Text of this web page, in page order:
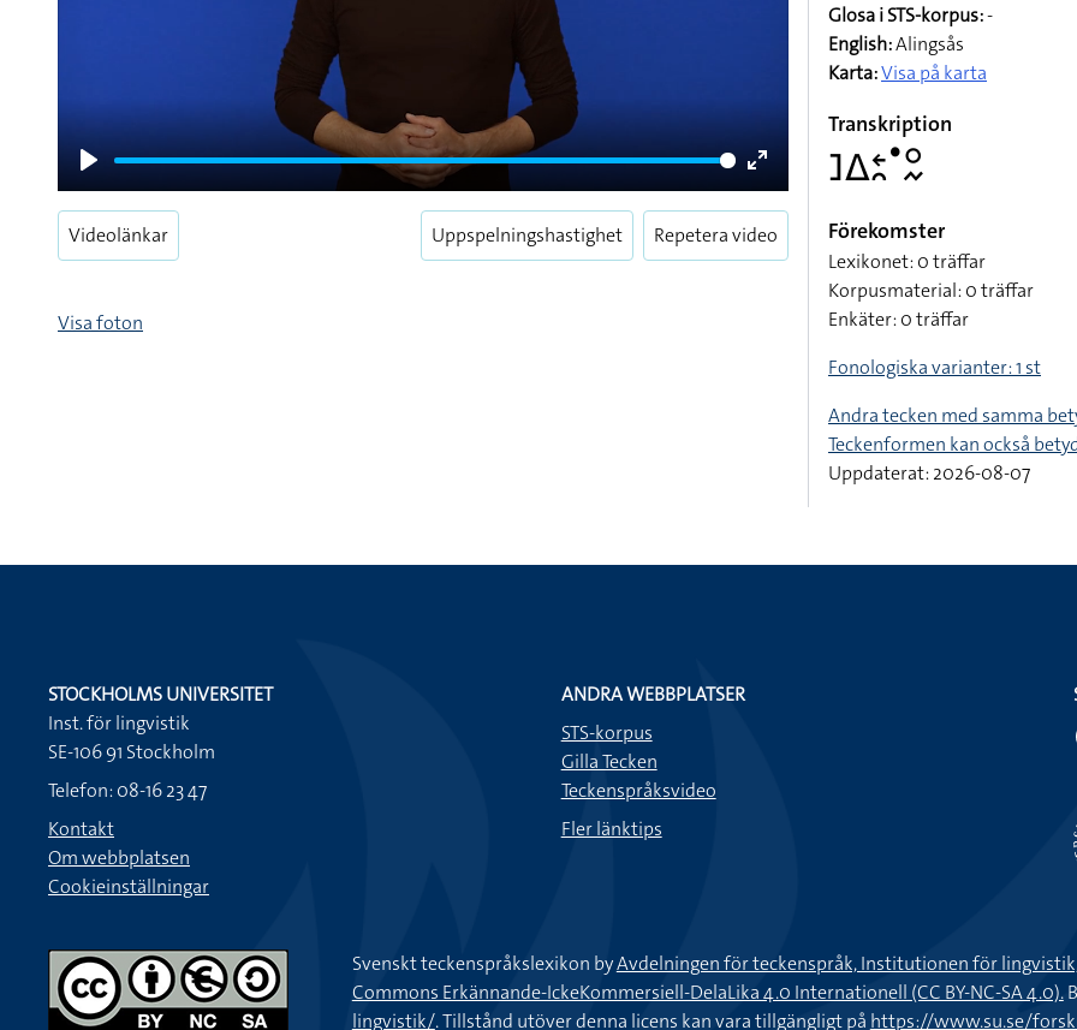
Play
Enter
fullscreen
Videolänkar Uppspelningshastighet Repetera video
Visa foton
Glosa i STS-korpus:-
English:Alingsås
Karta:Visa på karta
Transkription
􌤔􌤩􌥓􌥘􌤟􌥰􌦌
Förekomster
Lexikonet: 0 träffar
Korpusmaterial: 0 träffar
Enkäter: 0 träffar
Fonologiska varianter: 1 st
Andra tecken med samma
Teckenformen kan också
Uppdaterat: 2026-08-07
STOCKHOLMS UNIVERSITET
Inst. för lingvistik
SE-106 91 Stockholm
Telefon: 08-16 23 47
Kontakt
Om webbplatsen
Cookieinställningar
ANDRA WEBBPLATSER
STS-korpus
Gilla Tecken
Teckenspråksvideo
Fler länktips
Svenskt teckenspråkslexikon byAvdelningen för teckenspråk, Institutionen för
Commons Erkännande-IckeKommersiell-DelaLika 4.0 Internationell (CC BY-NC-SA 4.0).
lingvistik/. Tillstånd utöver denna licens kan vara tillgängligt på https://www.su.se/